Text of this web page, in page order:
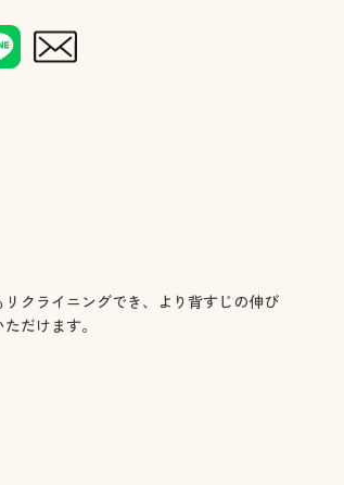
クライニングでき、より背すじの伸び
だけます。